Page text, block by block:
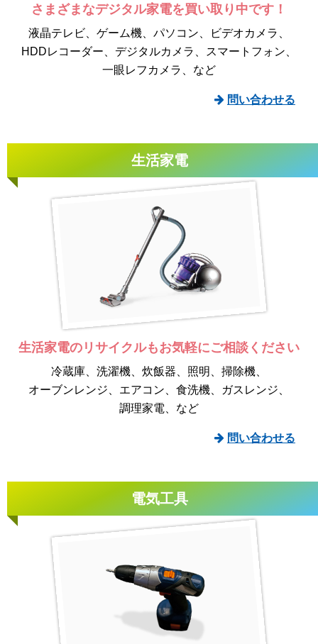
さまざまなデジタル家電を買い取り中です！
液晶テレビ ゲーム機 パソコン
ビデオカメラ
HDDレコーダー
デジタルカメラ
スマートフォン
一眼レフカメラ
など
問い合わせる
生活家電
生活家電のリサイクルもお気軽にご相談ください
冷蔵庫 洗濯機 炊飯器 照明
掃除機
オーブンレンジ
エアコン 食洗機
ガスレンジ
調理家電
など
問い合わせる
電気工具